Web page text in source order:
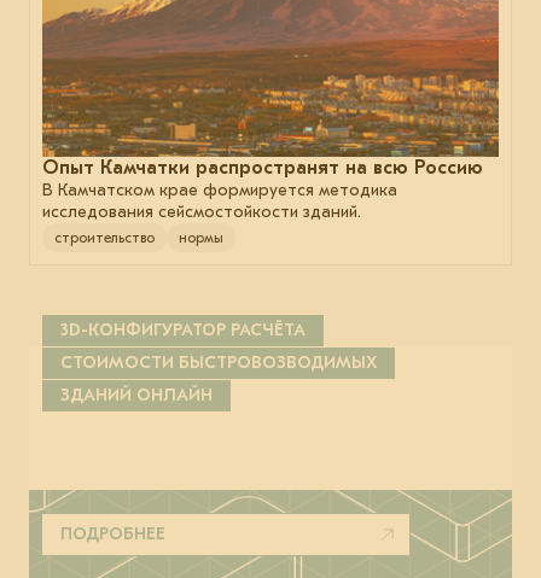
Опыт Камчатки распространят на всю Россию
В Камчатском крае формируется методика
исследования сейсмостойкости зданий.
строительство нормы
3D-КОНФИГУРАТОР РАСЧЁТА
СТОИМОСТИ БЫСТРОВОЗВОДИМЫХ
ЗДАНИЙ ОНЛАЙН
ПОДРОБНЕЕ